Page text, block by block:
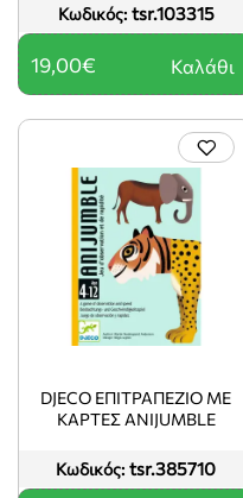
Κωδικός: tsr.103315
19,00€ Καλάθι
Κωδικός: tsr.385710
DJECO ΕΠΙΤΡΑΠΈΖΙΟ ΜΕ
ΚΆΡΤΕΣ ANIJUMBLE